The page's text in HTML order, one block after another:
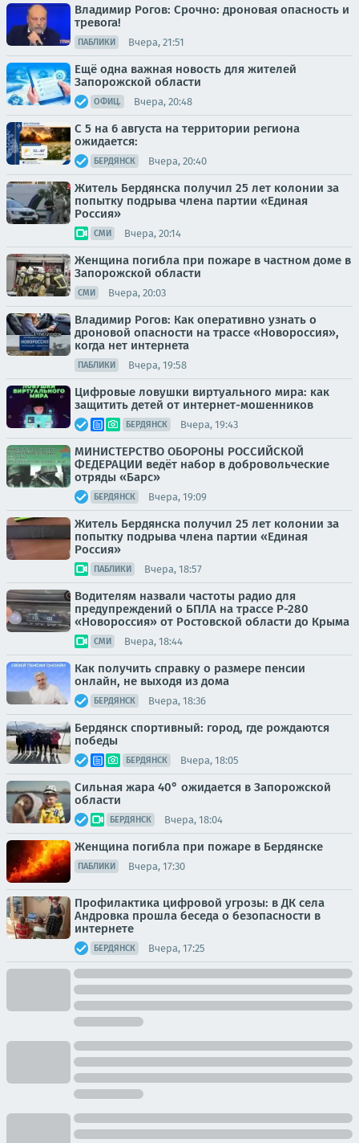
Владимир Рогов: Срочно: дроновая опасность и
тревога!
ПАБЛИКИ Вчера, 21:51
Ещё одна важная новость для жителей
Запорожской области
ОФИЦ. Вчера, 20:48
С 5 на 6 августа на территории региона
ожидается:
БЕРДЯНСК Вчера, 20:40
Житель Бердянска получил 25 лет колонии за
попытку подрыва члена партии «Единая
Россия»
СМИ Вчера, 20:14
Женщина погибла при пожаре в частном доме в
Запорожской области
СМИ Вчера, 20:03
Владимир Рогов: Как оперативно узнать о
дроновой опасности на трассе «Новороссия»,
когда нет интернета
ПАБЛИКИ Вчера, 19:58
Цифровые ловушки виртуального мира: как
защитить детей от интернет-мошенников
БЕРДЯНСК Вчера, 19:43
МИНИСТЕРСТВО ОБОРОНЫ РОССИЙСКОЙ
ФЕДЕРАЦИИ ведёт набор в добровольческие
отряды «Барс»
БЕРДЯНСК Вчера, 19:09
Житель Бердянска получил 25 лет колонии за
попытку подрыва члена партии «Единая
Россия»
ПАБЛИКИ Вчера, 18:57
Водителям назвали частоты радио для
предупреждений о БПЛА на трассе Р-280
«Новороссия» от Ростовской области до Крыма
СМИ Вчера, 18:44
Как получить справку о размере пенсии
онлайн, не выходя из дома
БЕРДЯНСК Вчера, 18:36
Бердянск спортивный: город, где рождаются
победы
БЕРДЯНСК Вчера, 18:05
Сильная жара 40° ожидается в Запорожской
области
БЕРДЯНСК Вчера, 18:04
Женщина погибла при пожаре в Бердянске
ПАБЛИКИ Вчера, 17:30
Профилактика цифровой угрозы: в ДК села
Андровка прошла беседа о безопасности в
интернете
БЕРДЯНСК Вчера, 17:25